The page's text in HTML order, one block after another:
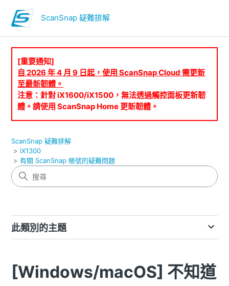
ScanSnap 疑難排解
[重要通知]
自 2026 年 4 月 9 日起，使用 ScanSnap Cloud 需更新
至最新韌體。
注意：針對 iX1600/iX1500，無法透過觸控面板更新韌
體。請使用 ScanSnap Home 更新韌體。
ScanSnap 疑難排解
iX1300
有關 ScanSnap 帳號的疑難問題
此類別的主題
[Windows/macOS] 不知道